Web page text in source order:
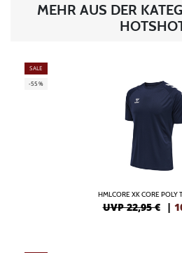
MEHR AUS DER
SALE
-55%
HMLCORE XK CORE POLY
UVP 22,95 € |